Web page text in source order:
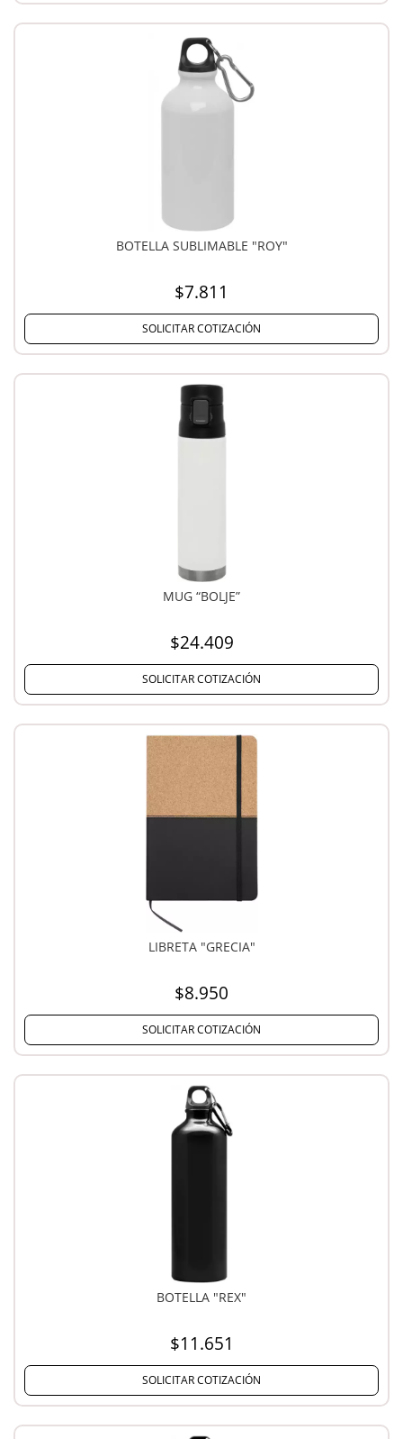
BOTELLA SUBLIMABLE "ROY"
$7.811
SOLICITAR COTIZACIÓN
MUG “BOLJE”
$24.409
SOLICITAR COTIZACIÓN
LIBRETA "GRECIA"
$8.950
SOLICITAR COTIZACIÓN
BOTELLA "REX"
$11.651
SOLICITAR COTIZACIÓN